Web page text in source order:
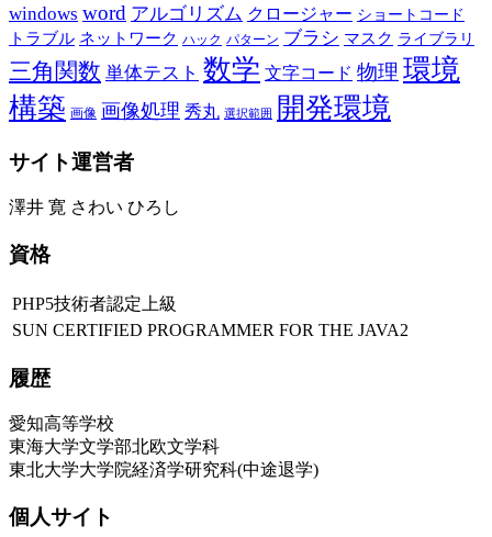
windows word アルゴリズム クロージャー ショートコード
トラブル ネットワーク ハック パターン ブラシ マスク ライブラリ
三角関数 単体テスト 数学 文字コード 物理 環境
構築 画像 画像処理 秀丸 選択範囲 開発環境
サイト運営者
澤井 寛 さわい ひろし
資格
PHP5技術者認定上級
SUN CERTIFIED PROGRAMMER FOR THE JAVA2
履歴
愛知高等学校
東海大学文学部北欧文学科
東北大学大学院経済学研究科(中途退学)
個人サイト